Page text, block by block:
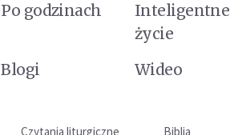
Po godzinach
Inteligentne
życie
Blogi Wideo
Czytania liturgiczne Biblia